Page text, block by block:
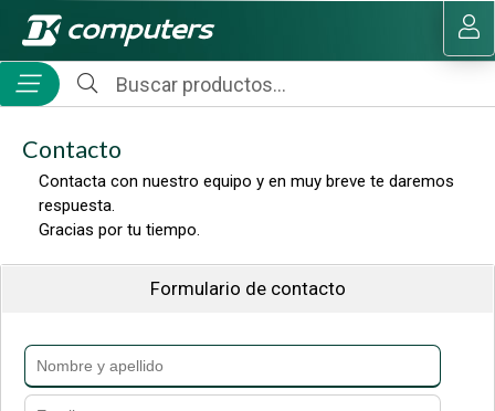
MI COMPRA
Contacto
Contacta con nuestro equipo y en muy breve te daremos
respuesta.
Gracias por tu tiempo.
Formulario de contacto